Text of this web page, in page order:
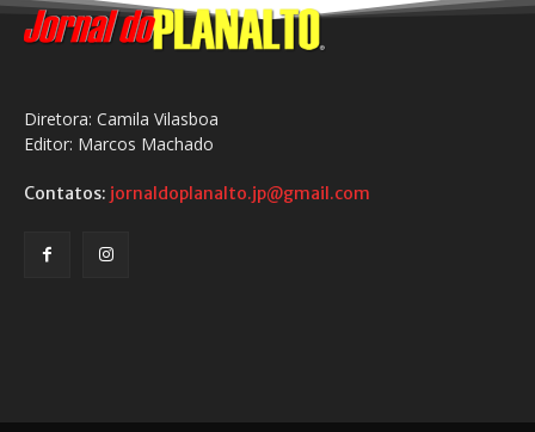
Diretora: Camila Vilasboa
Editor: Marcos Machado
Contatos: jornaldoplanalto.jp@gmail.com